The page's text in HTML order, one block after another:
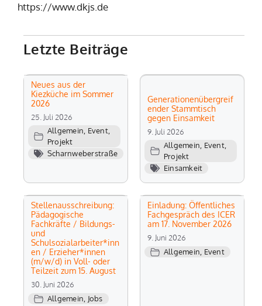
https://www.dkjs.de
Letzte Beiträge
Neues aus der
Kiezküche im Sommer
2026
25. Juli 2026
Allgemein Event,
Projekt
Scharnweberstraße
Generationenübergreif
ender Stammtisch
gegen Einsamkeit
9. Juli 2026
Allgemein Event,
Projekt
Einsamkeit
Stellenausschreibung:
Pädagogische
Fachkräfte / Bildungs-
und
Schulsozialarbeiter*inn
en / Erzieher*innen
(m/w/d) in Voll- oder
Teilzeit zum 15. August
30. Juni 2026
Allgemein Jobs
Einladung: Öffentliches
Fachgespräch des ICER
am 17. November 2026
9. Juni 2026
Allgemein Event